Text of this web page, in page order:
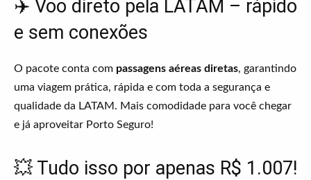
✈️ Voo direto pela LATAM – rápido
e sem conexões
O pacote conta com passagens aéreas diretas, garantindo
uma viagem prática, rápida e com toda a segurança e
qualidade da LATAM. Mais comodidade para você chegar
e já aproveitar Porto Seguro!
💥 Tudo isso por apenas R$ 1.007!